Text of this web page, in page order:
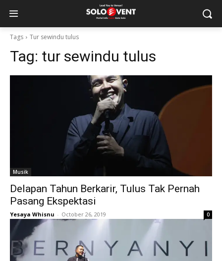
Tags Tur sewindu tulus
Tag: tur sewindu tulus
Musik
Delapan Tahun Berkarir, Tulus Tak Pernah
Pasang Ekspektasi
Yesaya Whisnu - October 26, 2019 0